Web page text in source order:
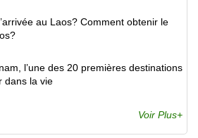
au Laos? Comment obtenir le
l’une des 20 premières destinations
dans la vie
Voir Plus+